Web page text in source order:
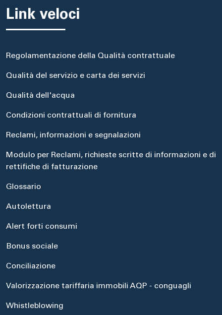
Link veloci
Regolamentazione della Qualità contrattuale
Qualità del servizio e carta dei servizi
Qualità dell'acqua
Condizioni contrattuali di fornitura
Reclami, informazioni e segnalazioni
Modulo per Reclami, richieste scritte di informazioni e di
rettifiche di fatturazione
Glossario
Autolettura
Alert forti consumi
Bonus sociale
Conciliazione
Valorizzazione tariffaria immobili AQP - conguagli
Whistleblowing